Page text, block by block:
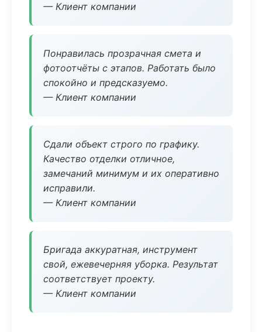
— Клиент компании
Понравилась прозрачная смета и
фотоотчёты с этапов. Работать было
спокойно и предсказуемо.
— Клиент компании
Сдали объект строго по графику.
Качество отделки отличное,
замечаний минимум и их оперативно
исправили.
— Клиент компании
Бригада аккуратная, инструмент
свой, ежевечерняя уборка. Результат
соответствует проекту.
— Клиент компании